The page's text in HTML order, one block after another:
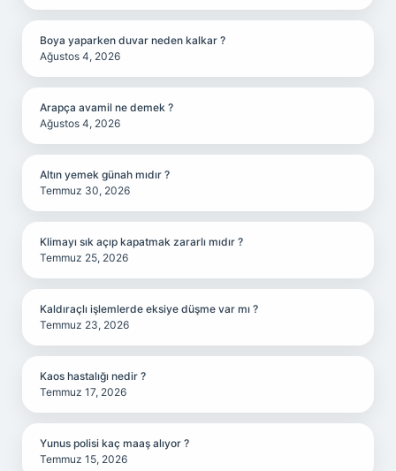
Boya yaparken duvar neden kalkar ?
Ağustos 4, 2026
Arapça avamil ne demek ?
Ağustos 4, 2026
Altın yemek günah mıdır ?
Temmuz 30, 2026
Klimayı sık açıp kapatmak zararlı mıdır ?
Temmuz 25, 2026
Kaldıraçlı işlemlerde eksiye düşme var mı ?
Temmuz 23, 2026
Kaos hastalığı nedir ?
Temmuz 17, 2026
Yunus polisi kaç maaş alıyor ?
Temmuz 15, 2026